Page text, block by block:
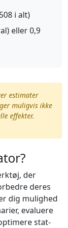
i alt)
eller 0,9
estimater
muligvis ikke
effekter.
der
deres
dig mulighed
evaluere
stat-